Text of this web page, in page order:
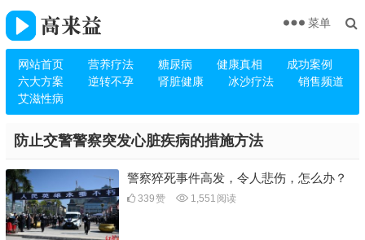
网站首页 营养疗法 糖尿病 健康真相
成功案例
六大方案
逆转不孕 肾脏健康 冰沙疗法
销售频道
艾滋性病
菜单
防止交警警察突发心脏疾病的措施方法
警察猝死事件高发，令人悲伤，怎么办？
339赞 1,551 阅读